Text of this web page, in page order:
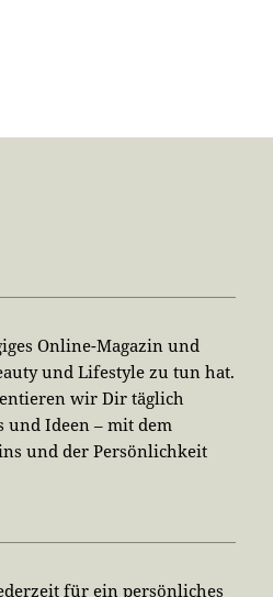
Online-Magazin und
und Lifestyle zu tun hat.
wir Dir täglich
und Ideen – mit dem
und der Persönlichkeit
für ein persönliches